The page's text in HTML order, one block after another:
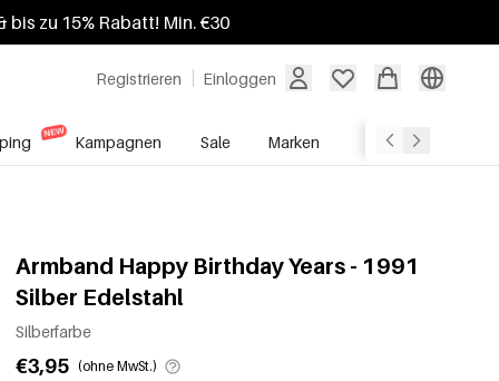
bis zu 15% Rabatt! Min. €30
Registrieren Einloggen
Kampagnen Sale Marken
Armband Happy Birthday Years - 1991
Silber Edelstahl
Silberfarbe
€3,95 (ohne MwSt.)